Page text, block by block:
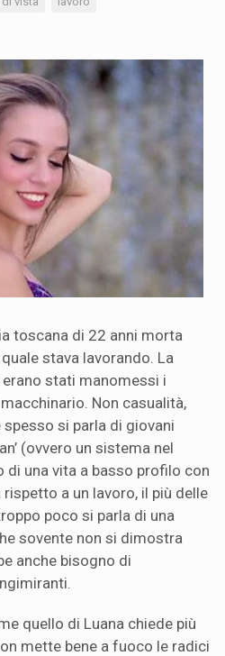
toscana di 22 anni morta
stava lavorando. La
stati manomessi i
Non casualità,
si parla di giovani
(ovvero un sistema nel
di una vita a basso profilo con
a un lavoro, il più delle
poco si parla di una
sovente non si dimostra
anche bisogno di
quello di Luana chiede più
mette bene a fuoco le radici